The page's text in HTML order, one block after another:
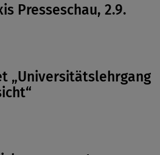
Presseschau, 2.9.
„Universitätslehrgang